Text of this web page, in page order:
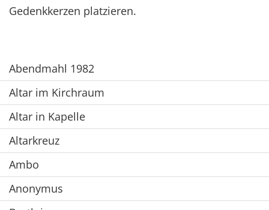
Gedenkkerzen platzieren.
Abendmahl 1982
Altar im Kirchraum
Altar in Kapelle
Altarkreuz
Ambo
Anonymus